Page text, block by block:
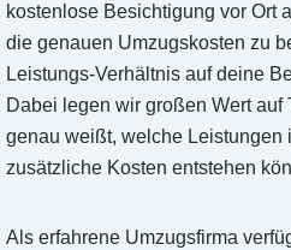
kostenlose Besichtigung vor Ort
die genauen Umzugskosten zu
Leistungs-Verhältnis auf deine
Dabei legen wir großen Wert auf
genau weißt, welche Leistungen
zusätzliche Kosten entstehen
Als erfahrene Umzugsfirma